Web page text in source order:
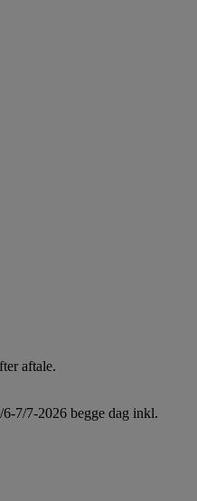
aftale.
7/7-2026 begge dag inkl.